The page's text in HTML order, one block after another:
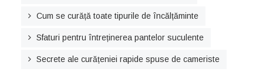
Cum se curăță toate tipurile de încălțăminte
Sfaturi pentru întreținerea pantelor suculente
Secrete ale curățeniei rapide spuse de cameriste